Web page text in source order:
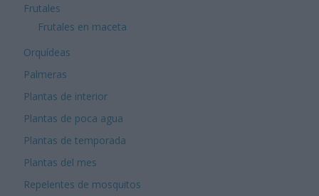
Frutales
Frutales en maceta
Orquídeas
Palmeras
Plantas de interior
Plantas de poca agua
Plantas de temporada
Plantas del mes
Repelentes de mosquitos